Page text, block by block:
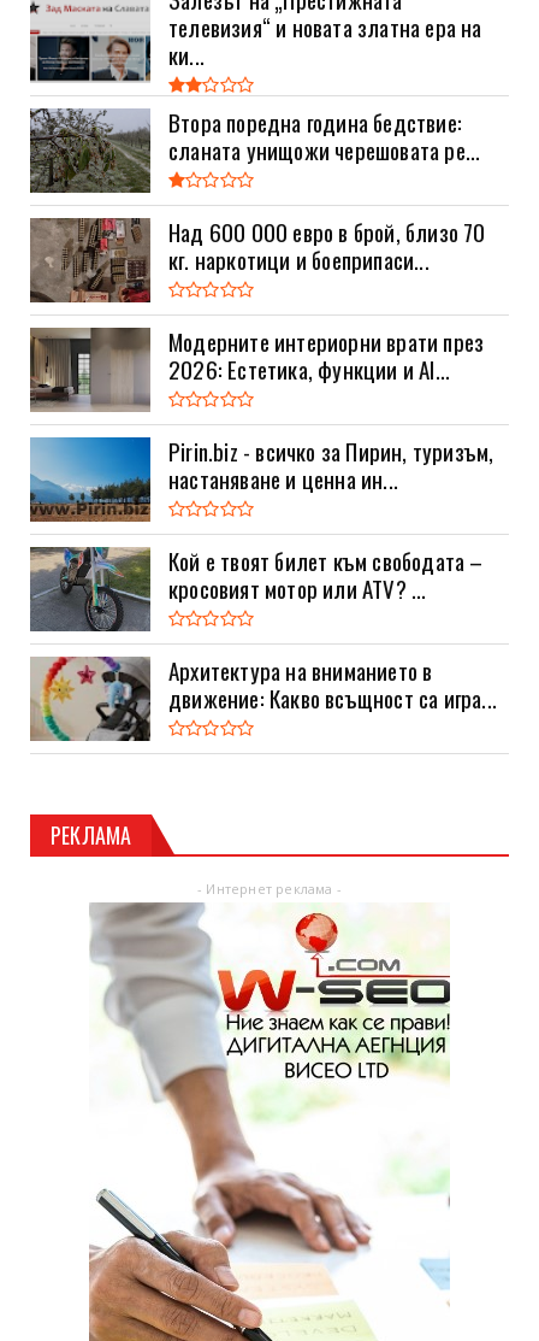
телевизия“ и новата златна ера на
ки...
Втора поредна година бедствие:
сланата унищожи черешовата ре...
Над 600 000 евро в брой, близо 70
кг. наркотици и боеприпаси...
Модерните интериорни врати през
2026: Естетика, функции и AI...
Pirin.biz - всичко за Пирин, туризъм,
настаняване и ценна ин...
Кой е твоят билет към свободата –
кросовият мотор или ATV? ...
Архитектура на вниманието в
движение: Какво всъщност са игра...
РЕКЛАМА
- Интернет реклама -